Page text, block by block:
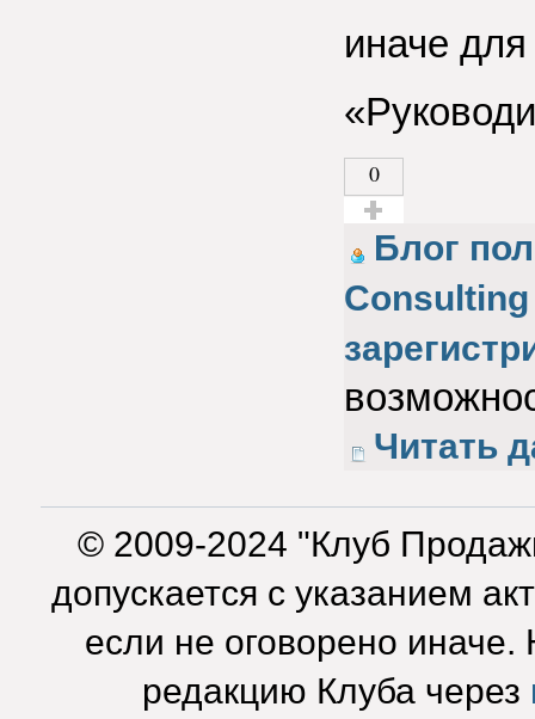
иначе для
0
Голос за!
Блог
Читать
© 2009-2024 "Клуб
допускается с указанием
если не оговорено
редакцию Клуба через